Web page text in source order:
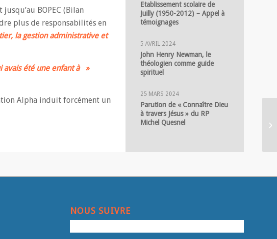
BOPEC (Bilan
plus de responsabilités en
la gestion administrative et
avais été une enfant à »
Alpha induit forcément un
Etablissement scolaire de
Juilly (1950-2012) – Appel à
témoignages
5 AVRIL 2024
John Henry Newman, le
théologien comme guide
spirituel
25 MARS 2024
Parution de « Connaître Dieu
à travers Jésus » du RP
Michel Quesnel
NOUS SUIVRE